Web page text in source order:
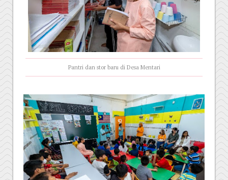
Pantri dan stor baru di Desa Mentari